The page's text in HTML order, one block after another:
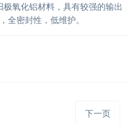
氧化铝材料，具有较强的输出
全密封性，低维护。
下一页